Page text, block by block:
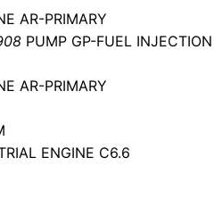
AR-PRIMARY
PUMP GP-FUEL INJECTION
AR-PRIMARY
ENGINE C6.6